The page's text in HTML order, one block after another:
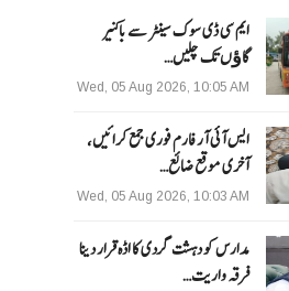
ایم سی ڈی سوک سینٹر سے باکنیر
گاﺅں تک چلیں…
Wed, 05 Aug 2026, 10:05 AM
ایس آئی آر فارم فوری جمع کرائیں،
آخری موقع ضائع…
Wed, 05 Aug 2026, 10:03 AM
مدارس کو دہشت گردی کا اڈہ قرار دینا
فرقہ واریت…